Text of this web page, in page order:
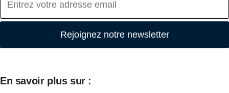
Rejoignez notre newsletter
En savoir plus sur :